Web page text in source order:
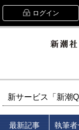
ログイン
新サービス「新潮
最新記事 執筆